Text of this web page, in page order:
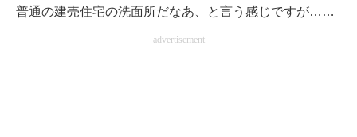
普通の建売住宅の洗面所だなあ、と言う感じですが……
advertisement